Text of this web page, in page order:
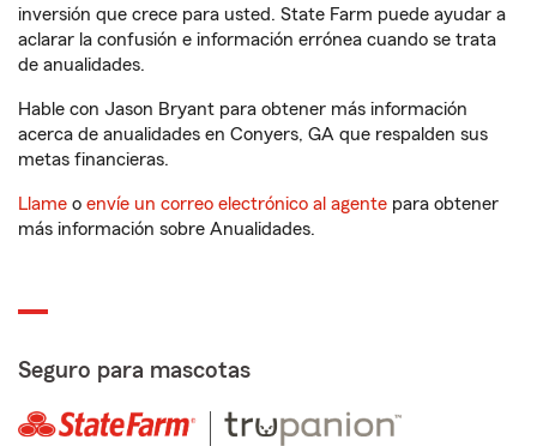
inversión que crece para usted. State Farm puede ayudar a
aclarar la confusión e información errónea cuando se trata
de anualidades.
Hable con Jason Bryant para obtener más información
acerca de anualidades en Conyers, GA que respalden sus
metas financieras.
Llame o envíe un correo electrónico al agente para obtener
más información sobre Anualidades.
Seguro para mascotas